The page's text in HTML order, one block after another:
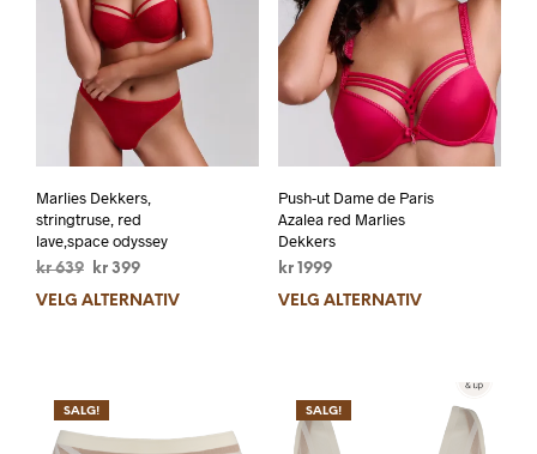
Marlies Dekkers,
stringtruse, red
lave,space odyssey
kr639 kr 399
VELG ALTERNATIV
Push-ut Dame de Paris
Azalea red Marlies
Dekkers
kr1999
VELG ALTERNATIV
SALG! SALG!